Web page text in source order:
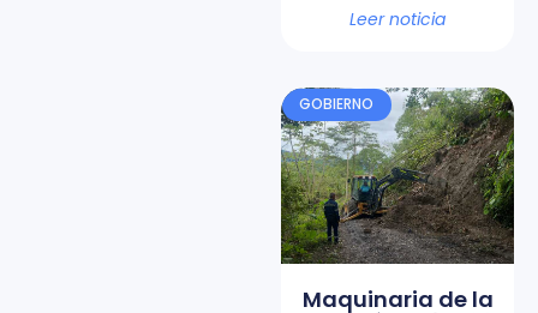
Leer noticia
GOBIERNO
Maquinaria de la